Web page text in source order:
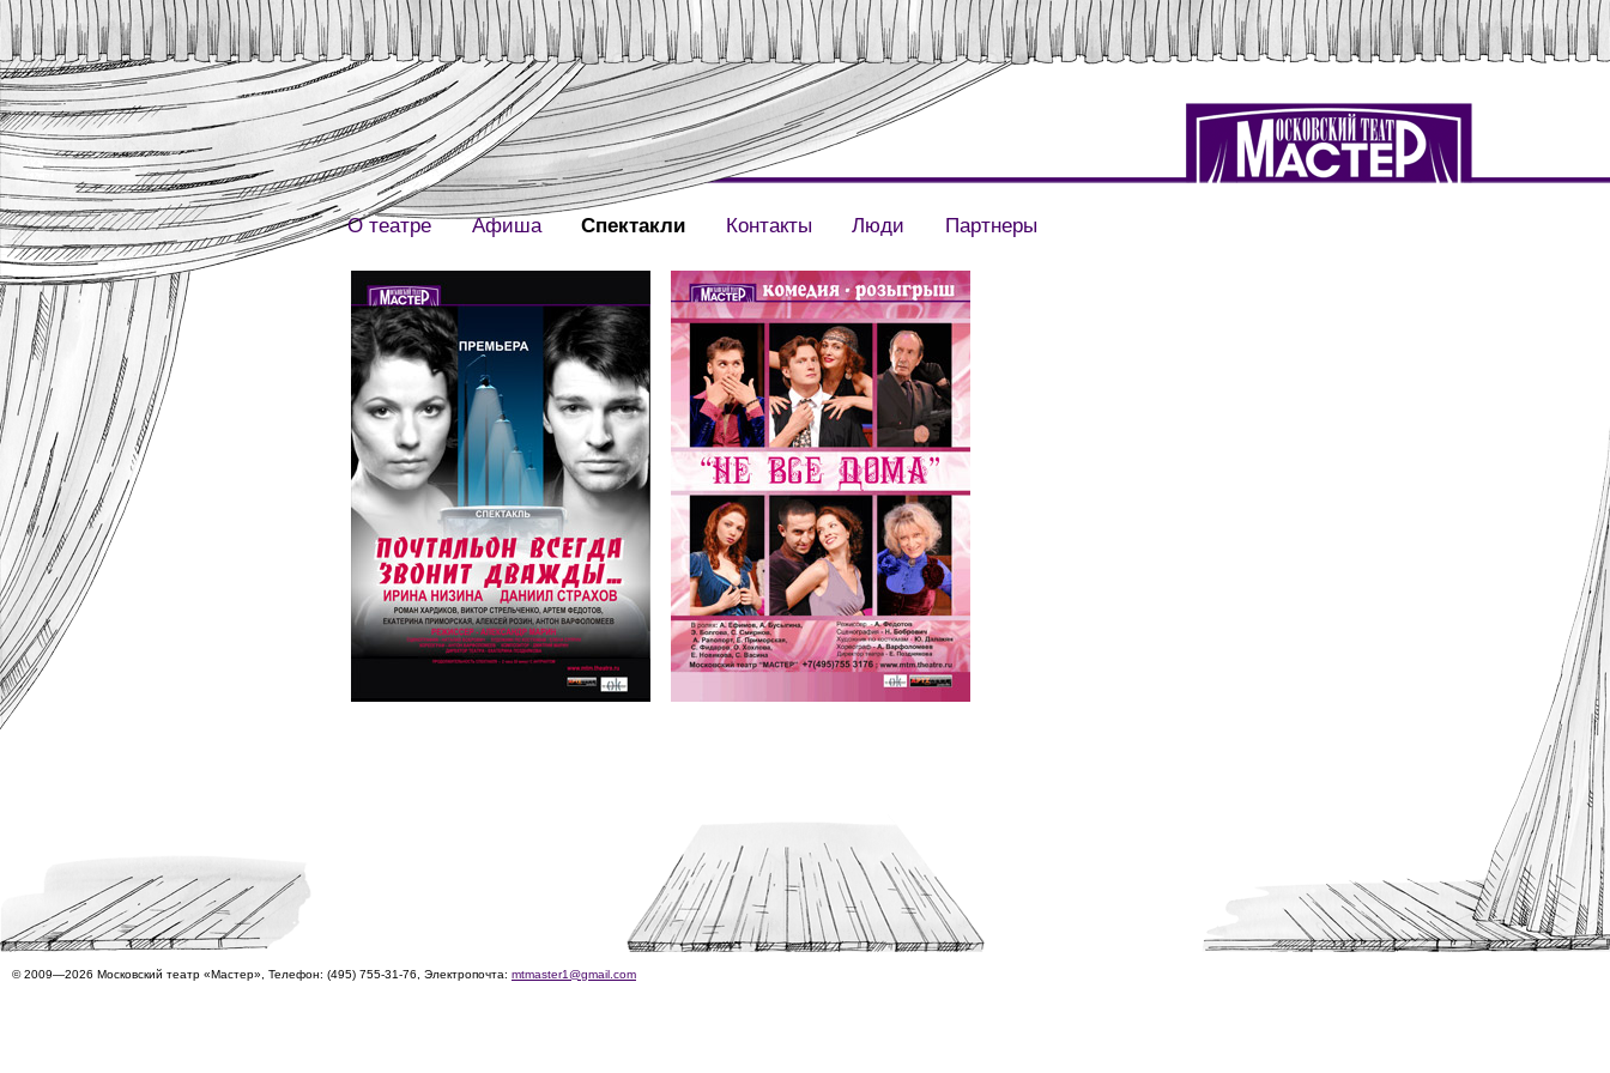
О театре Афиша Спектакли Контакты Люди Партнеры
© 2009—2026 Московский театр «Мастер», Телефон: (495) 755-31-76, Электропочта: mtmaster1@gmail.com